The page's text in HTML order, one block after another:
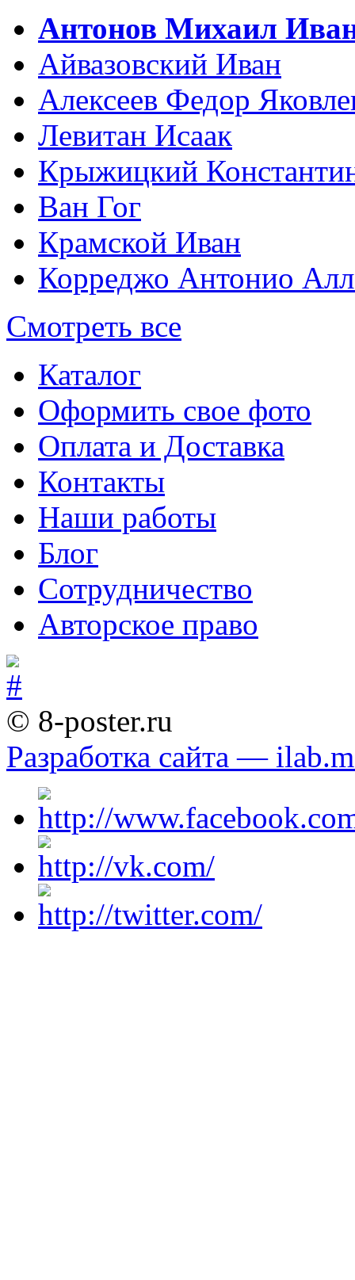
Антонов Михаил
Айвазовский Иван
Алексеев Федор
Левитан Исаак
Крыжицкий
Ван Гог
Крамской Иван
Корреджо Антонио
Смотреть все
Каталог
Оформить свое фото
Оплата и Доставка
Контакты
Наши работы
Блог
Сотрудничество
Авторское право
© 8-poster.ru
Разработка сайта —